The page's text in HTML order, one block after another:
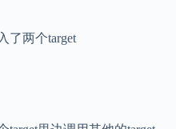
了两个target